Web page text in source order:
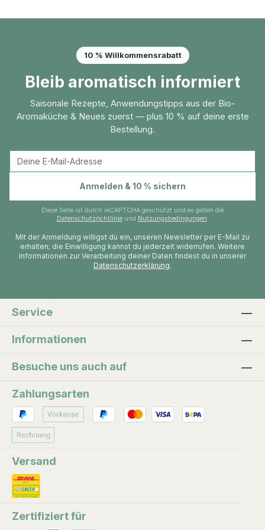
Mexiko und Mittelamerika, wird heute aber
anderen Inseln des Indischen Ozeans
angebaut. Frisch ist die Pflanze geruchslos.
Erst durch sorgfältige Fermentierung entstehen
Gewürzvanille wird im Handel unter der
Bezeichnung Bourbon-Vanille und
mexikanische Vanille Angeboten. Das Gewürz
Mexiko schon lange vor der Ankunft der
Europäer geschätzt. Erst nach Mexikos
Unabhängigkeit (1810) gelangten Stecklinge in
die botanischen Gärten von Antwerpen und
Paris. Später begannen die Niederländer damit,
nach La Réunion (damals Ile Bourbon, daher die
musste per Hand erfolgen, da der in Mexico
Anfang des 20. Jh. verschob sich der Anbau
Madagaskar und Mauritius. Der aufwändige
Bearbeitungsprozess ist neben der künstlichen
Bestäubung und schlechter Ernten der Grund
für den hohen Preis.
und holzige Aroma bringt eine exotische
10 % Willkommensrabatt
Bleib aromatisch informiert
Saisonale Rezepte, Anwendungstipps aus der Bio-
Aromaküche & Neues zuerst — plus 10 % auf deine erste
Bestellung.
Anmelden & 10 % sichern
Diese Seite ist durch reCAPTCHA geschützt und es gelten die
Datenschutzrichtlinieund Nutzungsbedingungen.
Mit der Anmeldung willigst du ein, unseren Newsletter per E-Mail zu
erhalten; die Einwilligung kannst du jederzeit widerrufen. Weitere
Informationen zur Verarbeitung deiner Daten findest du in unserer
Datenschutzerklärung.
Service
Informationen
Besuche uns auch auf
Zahlungsarten
Versand
Zertifiziert für